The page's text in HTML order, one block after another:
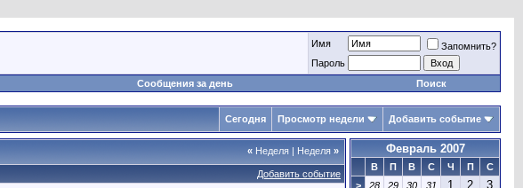
Имя
Запомнить?
Пароль
Сообщения за день Поиск
Сегодня Просмотр недели Добавить событие
« Неделя | Неделя »
Добавить событие
Февраль 2007
В П В С Ч П
С
>
28 29 30 31 1 2 3